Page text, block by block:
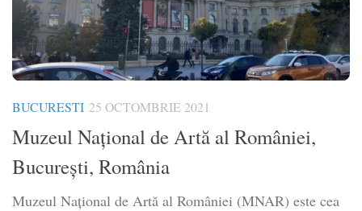
BUCURESTI 25 OCTOMBRIE 2021
Muzeul Național de Artă al României,
București, România
Muzeul Național de Artă al României (MNAR) este cea